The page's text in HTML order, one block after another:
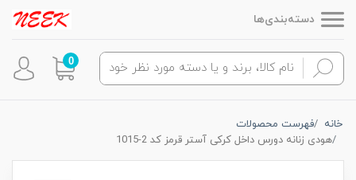
دسته‌بندی‌ها
0
خانه
فهرست محصولات
هودی زنانه دورس داخل کرکی آستر قرمز کد 2-1015